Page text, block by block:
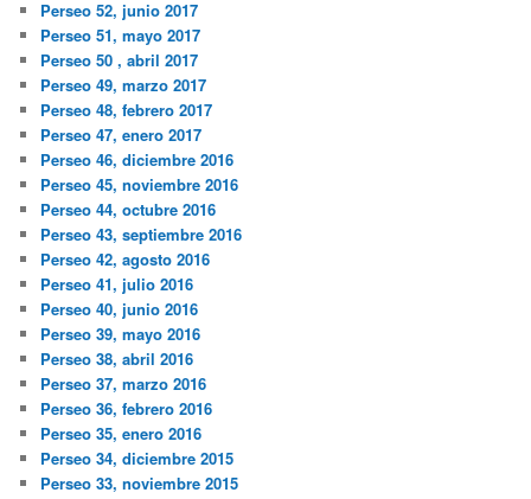
Perseo 52, junio 2017
Perseo 51, mayo 2017
Perseo 50 , abril 2017
Perseo 49, marzo 2017
Perseo 48, febrero 2017
Perseo 47, enero 2017
Perseo 46, diciembre 2016
Perseo 45, noviembre 2016
Perseo 44, octubre 2016
Perseo 43, septiembre 2016
Perseo 42, agosto 2016
Perseo 41, julio 2016
Perseo 40, junio 2016
Perseo 39, mayo 2016
Perseo 38, abril 2016
Perseo 37, marzo 2016
Perseo 36, febrero 2016
Perseo 35, enero 2016
Perseo 34, diciembre 2015
Perseo 33, noviembre 2015